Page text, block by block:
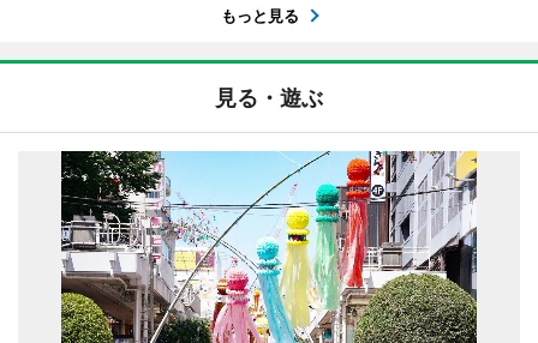
もっと見る
見る・遊ぶ